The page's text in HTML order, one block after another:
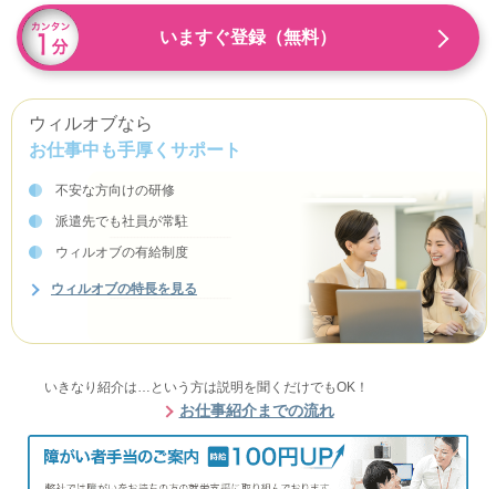
いますぐ登録（無料）
ウィルオブなら
お仕事中も手厚くサポート
不安な方向けの研修
派遣先でも社員が常駐
ウィルオブの有給制度
ウィルオブの特長を見る
いきなり紹介は…という方は説明を聞くだけでもOK！
お仕事紹介までの流れ